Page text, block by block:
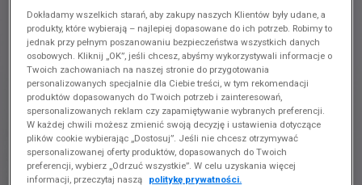
Dokładamy wszelkich starań, aby zakupy naszych Klientów były udane, a
produkty, które wybierają – najlepiej dopasowane do ich potrzeb. Robimy to
jednak przy pełnym poszanowaniu bezpieczeństwa wszystkich danych
osobowych. Kliknij „OK”, jeśli chcesz, abyśmy wykorzystywali informacje o
Twoich zachowaniach na naszej stronie do przygotowania
personalizowanych specjalnie dla Ciebie treści, w tym rekomendacji
produktów dopasowanych do Twoich potrzeb i zainteresowań,
spersonalizowanych reklam czy zapamiętywanie wybranych preferencji.
W każdej chwili możesz zmienić swoją decyzję i ustawienia dotyczące
plików cookie wybierając „Dostosuj”. Jeśli nie chcesz otrzymywać
spersonalizowanej oferty produktów, dopasowanych do Twoich
preferencji, wybierz „Odrzuć wszystkie”. W celu uzyskania więcej
informacji, przeczytaj naszą
politykę prywatności.